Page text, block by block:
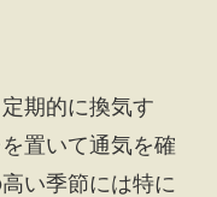
期的に換気す
置いて通気を確
い季節には特に